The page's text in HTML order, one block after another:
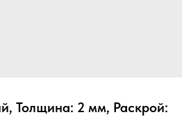
Толщина: 2 мм, Раскрой: